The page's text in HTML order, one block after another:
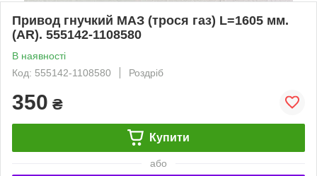
Привод гнучкий МАЗ (трося газ) L=1605 мм.
(AR). 555142-1108580
В наявності
Код: 555142-1108580
Роздріб
350 ₴
Купити
або